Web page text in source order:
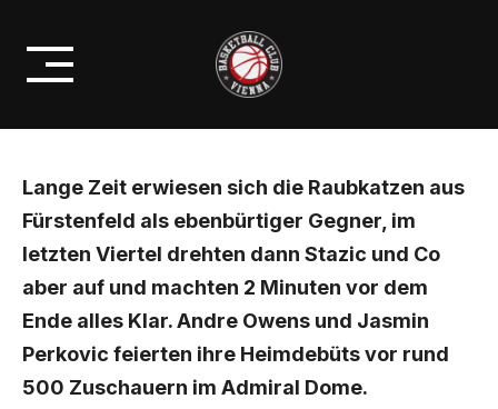
content
FÜRSTENFELDER IM ADMIRAL
DOME
Lange Zeit erwiesen sich die Raubkatzen aus
Fürstenfeld als ebenbürtiger Gegner, im
letzten Viertel drehten dann Stazic und Co
aber auf und machten 2 Minuten vor dem
Ende alles Klar. Andre Owens und Jasmin
Perkovic feierten ihre Heimdebüts vor rund
500 Zuschauern im Admiral Dome.